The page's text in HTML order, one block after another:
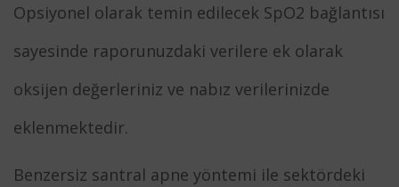
Opsiyonel olarak temin edilecek SpO2 bağlantısı
sayesinde raporunuzdaki verilere ek olarak
oksijen değerleriniz ve nabız verilerinizde
eklenmektedir.
Benzersiz santral apne yöntemi ile sektördeki